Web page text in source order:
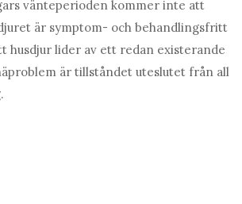
vänteperioden kommer inte att
är symptom- och behandlingsfritt
husdjur lider av ett redan existerande
är tillståndet uteslutet från all